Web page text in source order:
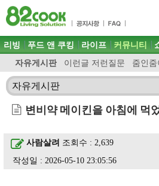
목차
주메뉴 바로가기
컨텐츠 바로가기
검색 바로가기
로그인 바로가기
주메뉴
리빙 푸드 앤 쿠킹 라이프 커뮤니티
자유게시판 이런글 저런질문 줌인줌
자유게시판
변비약 메이킨을 아침에 먹
사람살려 조회수 : 2,639
작성일 : 2026-05-10 23:05:56